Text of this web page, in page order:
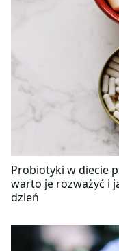
Probiotyki w diecie
warto je rozważyć i
dzień